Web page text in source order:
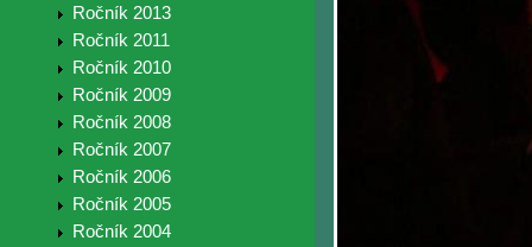
Ročník 2013
Ročník 2011
Ročník 2010
Ročník 2009
Ročník 2008
Ročník 2007
Ročník 2006
Ročník 2005
Ročník 2004